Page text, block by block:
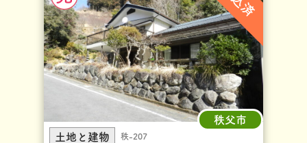
秩父市
土地と建物
秩-207